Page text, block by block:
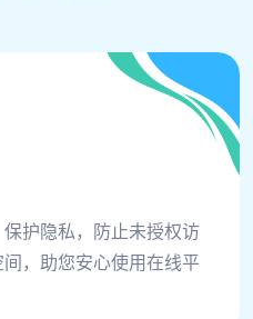
护隐私，防止未授权访
，助您安心使用在线平